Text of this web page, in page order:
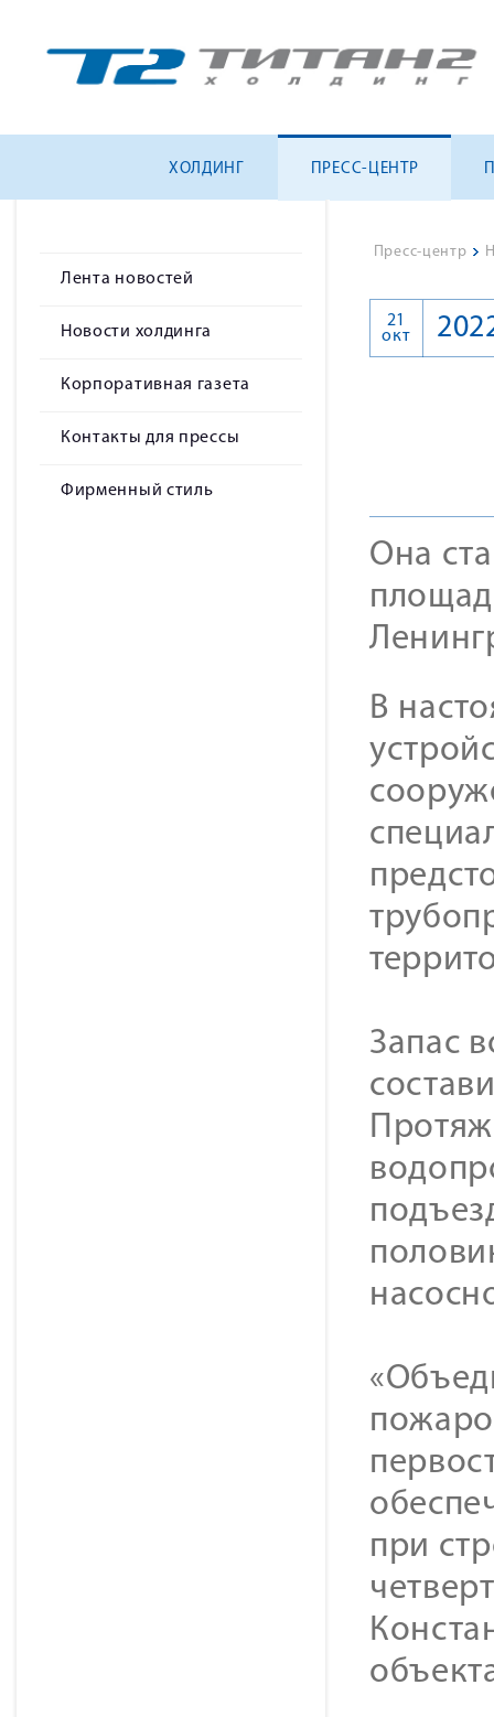
ХОЛДИНГ ПРЕСС-ЦЕНТР
Лента новостей
Новости холдинга
Корпоративная газета
Контакты для прессы
Фирменный стиль
Пресс-центр >
21
окт
Она
В
Запас
при